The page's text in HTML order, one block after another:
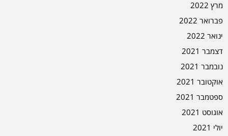
מרץ 2022
פברואר 2022
ינואר 2022
דצמבר 2021
נובמבר 2021
אוקטובר 2021
ספטמבר 2021
אוגוסט 2021
יולי 2021